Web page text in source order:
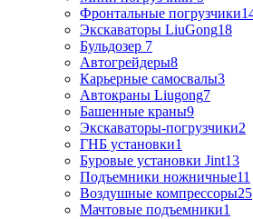
Фронтальные погрузчики
Экскаваторы LiuGong18
Бульдозер 7
Автогрейдеры8
Карьерные самосвалы3
Автокраны Liugong7
Башенные краны9
Экскаваторы-погрузчики2
ГНБ установки1
Буровые установки Jint13
Подъемники ножничные11
Воздушные компрессоры25
Мачтовые подъемники1